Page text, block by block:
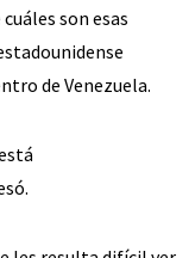
son esas
de Venezuela.